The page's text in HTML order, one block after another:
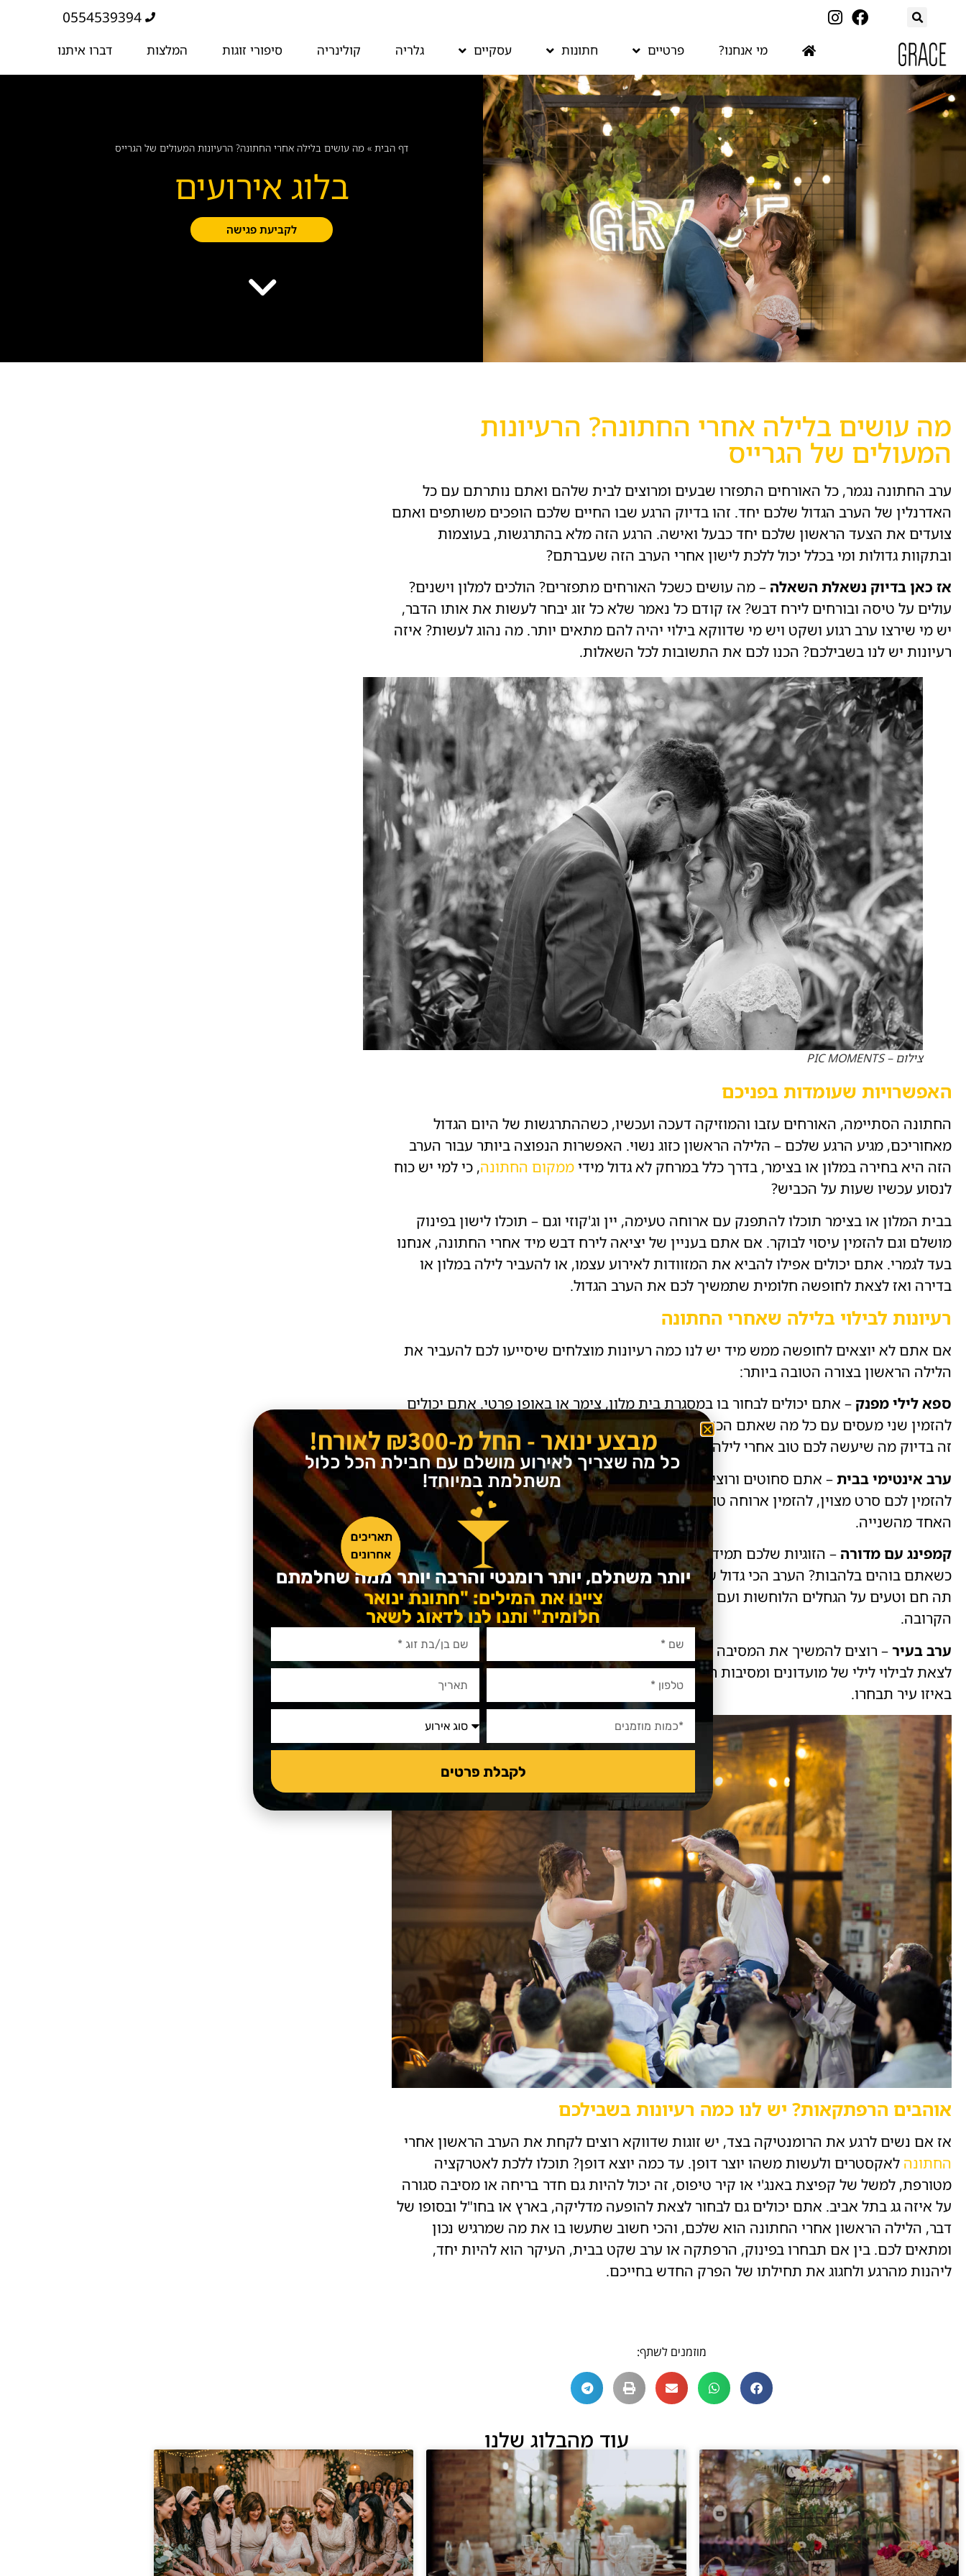
0554539394
מי אנחנו? פרטיים חתונות עסקיים גלריה קולינריה סיפורי זוגות המלצות דברו איתנו
דף הבית» מה עושים בלילה אחרי החתונה? הרעיונות המעולים של הגרייס
בלוג אירועים
לקביעת פגישה
מה עושים בלילה אחרי החתונה? הרעיונות
המעולים של הגרייס
ערב החתונה נגמר, כל האורחים התפזרו שבעים ומרוצים לבית שלהם ואתם נותרתם עם כל
האדרנלין של הערב הגדול שלכם יחד. זהו בדיוק הרגע שבו החיים שלכם הופכים משותפים ואתם
צועדים את הצעד הראשון שלכם יחד כבעל ואישה. הרגע הזה מלא בהתרגשות, בעוצמות
ובתקוות גדולות ומי בכלל יכול ללכת לישון אחרי הערב הזה שעברתם?
אז כאן בדיוק נשאלת השאלה – מה עושים כשכל האורחים מתפזרים? הולכים למלון וישנים?
עולים על טיסה ובורחים לירח דבש? אז קודם כל נאמר שלא כל זוג יבחר לעשות את אותו הדבר,
יש מי שירצו ערב רגוע ושקט ויש מי שדווקא בילוי יהיה להם מתאים יותר. מה נהוג לעשות? איזה
רעיונות יש לנו בשבילכם? הכנו לכם את התשובות לכל השאלות.
צילום – PIC MOMENTS
האפשרויות שעומדות בפניכם
החתונה הסתיימה, האורחים עזבו והמוזיקה דעכה ועכשיו, כשההתרגשות של היום הגדול
מאחוריכם, מגיע הרגע שלכם – הלילה הראשון כזוג נשוי. האפשרות הנפוצה ביותר עבור הערב
הזה היא בחירה במלון או בצימר, בדרך כלל במרחק לא גדול מידיממקום החתונה, כי למי יש כוח
לנסוע עכשיו שעות על הכביש?
בבית המלון או בצימר תוכלו להתפנק עם ארוחה טעימה, יין וג'קוזי וגם – תוכלו לישון בפינוק
מושלם וגם להזמין עיסוי לבוקר. אם אתם בעניין של יציאה לירח דבש מיד אחרי החתונה, אנחנו
בעד לגמרי. אתם יכולים אפילו להביא את המזוודות לאירוע עצמו, או להעביר לילה במלון או
בדירה ואז לצאת לחופשה חלומית שתמשיך לכם את הערב הגדול.
רעיונות לבילוי בלילה שאחרי החתונה
אם אתם לא יוצאים לחופשה ממש מיד יש לנו כמה רעיונות מוצלחים שיסייעו לכם להעביר את
הלילה הראשון בצורה הטובה ביותר:
ספא לילי מפנק – אתם יכולים לבחור בו במסגרת בית מלון, צימר או באופן פרטי. אתם יכולים
להזמין שני מעסים עם כל מה שאתם הכי אוהבים, אבנים חמות, עיסוי רפואי וטיפולי יופי. תכלס,
זה בדיוק מה שיעשה לכם טוב אחרי לילה ארוך של ריקודים ושתייה.
ערב אינטימי בבית– אתם סחוטים ורוצים ליהנות בבית מאיזה רגע זוגי שקט וכיפי? אתם יכולים
להזמין לכם סרט מצוין, להזמין ארוחה טובה מבחוץ, לעשות מקלחת ופשוט ליהנות על הספה
האחד מהשנייה.
קמפינג עם מדורה – הזוגיות שלכם תמיד כללה רגעים בהם אתם עושים מדורה ונהנים יחד
כשאתם בוהים בלהבות? הערב הכי גדול שלכם יכול להיגמר בקמפינג תחת כיפת השמיים, עם
תה חם וטעים על הגחלים הלוחשות ועם אוהל מאובזר ונוח לשינה הכי טובה שתעשו בתקופה
הקרובה.
ערב בעיר– רוצים להמשיך את המסיבה ובוער בכם לבלות? אתם יכולים לקחת חדר במלון בעיר,
לצאת לבילוי לילי של מועדונים ומסיבות רחוב ולקנח בטיול לילה ברחוב או על חוף הים, תלוי
באיזו עיר תבחרו.
אוהבים הרפתקאות? יש לנו כמה רעיונות בשבילכם
אז אם נשים לרגע את הרומנטיקה בצד, יש זוגות שדווקא רוצים לקחת את הערב הראשון אחרי
החתונה לאקסטרים ולעשות משהו יוצר דופן. עד כמה יוצא דופן? תוכלו ללכת לאטרקציה
מטורפת, למשל של קפיצת באנג'י או קיר טיפוס, זה יכול להיות גם חדר בריחה או מסיבה סגורה
על איזה גג בתל אביב. אתם יכולים גם לבחור לצאת להופעה מדליקה, בארץ או בחו"ל ובסופו של
דבר, הלילה הראשון אחרי החתונה הוא שלכם, והכי חשוב שתעשו בו את מה שמרגיש נכון
ומתאים לכם. בין אם תבחרו בפינוק, הרפתקה או ערב שקט בבית, העיקר הוא להיות יחד,
ליהנות מהרגע ולחגוג את תחילתו של הפרק החדש בחייכם.
מוזמנים לשתף:
עוד מהבלוג שלנו
מבצע ינואר - החל מ-₪300 לאורח!
כל מה שצריך לאירוע מושלם עם חבילת הכל כלול
משתלמת במיוחד!
יותר משתלם, יותר רומנטי והרבה יותר ממה שחלמתם
ציינו את המילים: "חתונת ינואר
חלומית" ותנו לנו לדאוג לשאר
לקבלת פרטים